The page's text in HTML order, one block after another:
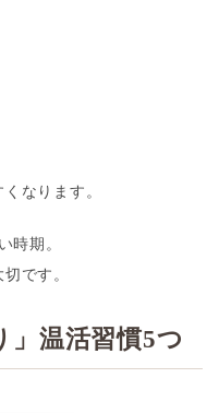
なります。
時期 。
です。
」温活習慣5つ